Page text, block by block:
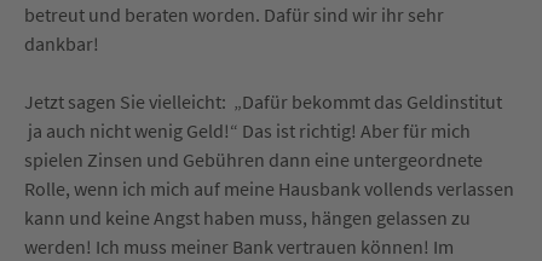
betreut und beraten worden. Dafür sind wir ihr sehr
dankbar!
Jetzt sagen Sie vielleicht: „Dafür bekommt das Geldinstitut
ja auch nicht wenig Geld!“ Das ist richtig! Aber für mich
spielen Zinsen und Gebühren dann eine untergeordnete
Rolle, wenn ich mich auf meine Hausbank vollends verlassen
kann und keine Angst haben muss, hängen gelassen zu
werden! Ich muss meiner Bank vertrauen können! Im